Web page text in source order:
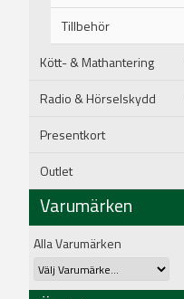
Tillbehör
Kött- & Mathantering
Radio & Hörselskydd
Presentkort
Outlet
Varumärken
Alla Varumärken